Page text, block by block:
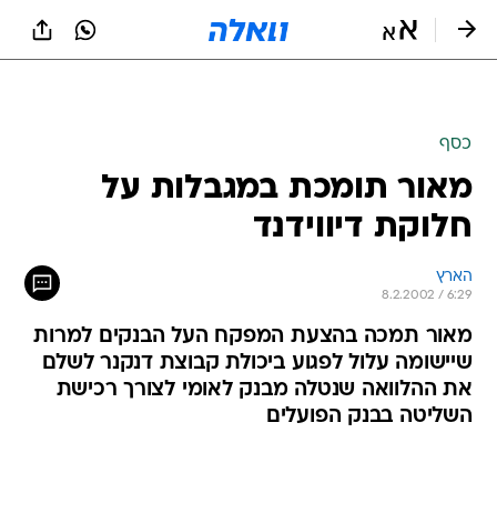
כסף
מאור תומכת במגבלות על
חלוקת דיווידנד
הארץ
8.2.2002 / 6:29
מאור תמכה בהצעת המפקח העל הבנקים למרות
שיישומה עלול לפגוע ביכולת קבוצת דנקנר לשלם
את ההלוואה שנטלה מבנק לאומי לצורך רכישת
השליטה בבנק הפועלים